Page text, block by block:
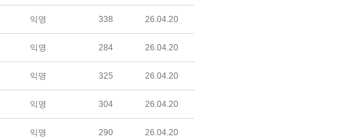
익명 338 26.04.20
익명 284 26.04.20
익명 325 26.04.20
익명 304 26.04.20
익명 290 26.04.20